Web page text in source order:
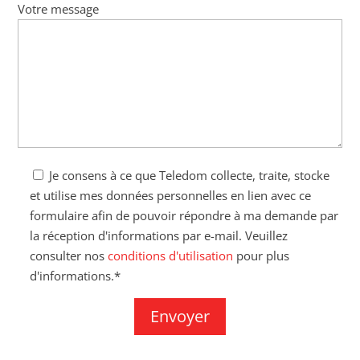
Votre message
Je consens à ce que Teledom collecte, traite, stocke
et utilise mes données personnelles en lien avec ce
formulaire afin de pouvoir répondre à ma demande par
la réception d'informations par e-mail. Veuillez
consulter nosconditions d'utilisation pour plus
d'informations.*